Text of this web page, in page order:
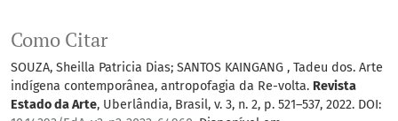
Como Citar
SOUZA, Sheilla Patricia Dias; SANTOS KAINGANG , Tadeu dos. Arte
indígena contemporânea, antropofagia da Re-volta. Revista
Estado da Arte, Uberlândia, Brasil, v. 3, n. 2, p. 521–537, 2022. DOI: